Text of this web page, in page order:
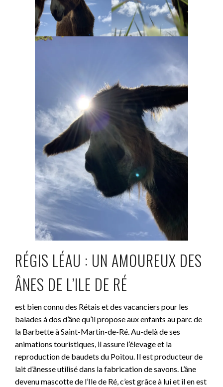
RÉGIS LÉAU : UN AMOUREUX DES
ÂNES DE L’ILE DE RÉ
est bien connu des Rétais et des vacanciers pour les
balades à dos d’âne qu’il propose aux enfants au parc de
la Barbette à Saint-Martin-de-Ré. Au-delà de ses
animations touristiques, il assure l’élevage et la
reproduction de baudets du Poitou. Il est producteur de
lait d’ânesse utilisé dans la fabrication de savons. L’âne
devenu mascotte de l’Ile de Ré, c’est grâce à lui et il en est